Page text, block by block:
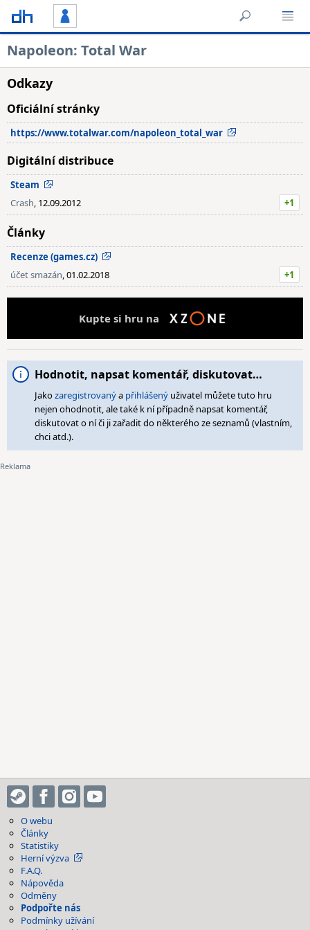
Napoleon: Total War
Odkazy
Oficiální stránky
https://www.totalwar.com/napoleon_total_war
Digitální distribuce
Steam
Crash, 12.09.2012 +1
Články
Recenze (games.cz)
účet smazán, 01.02.2018 +1
Kupte si hru na
Hodnotit, napsat komentář, diskutovat…
Jakozaregistrovanýa přihlášený uživatel můžete tuto hru
nejen ohodnotit, ale také k ní případně napsat komentář,
diskutovat o ní či ji zařadit do některého ze seznamů (vlastním,
chci atd.).
O webu
Články
Statistiky
Herní výzva
F.A.Q.
Nápověda
Odměny
Podpořte nás
Podmínky užívání